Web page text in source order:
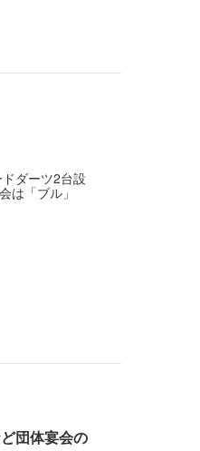
ダーツ2台設
は「ブル」
団体宴会の